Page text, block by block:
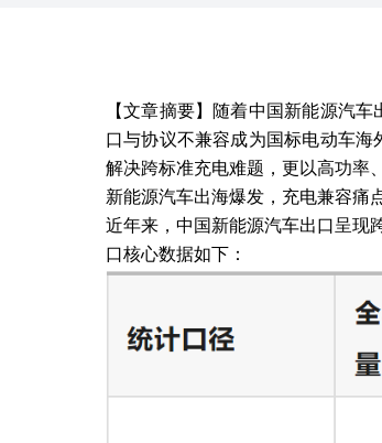
【文章摘要】随着中国新能源汽
口与协议不兼容成为国标电动车
解决跨标准充电难题，更以高功率
新能源汽车出海爆发，充电兼容痛
近年来，中国新能源汽车出口呈现
口核心数据如下：